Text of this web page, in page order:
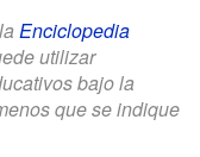
Enciclopedia
utilizar
bajo la
que se indique